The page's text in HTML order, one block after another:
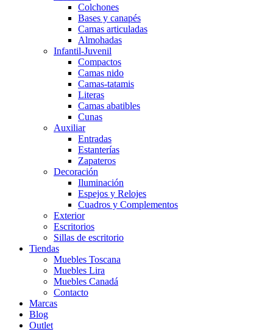
Colchones
Bases y canapés
Camas articuladas
Almohadas
Infantil-Juvenil
Compactos
Camas nido
Camas-tatamis
Literas
Camas abatibles
Cunas
Auxiliar
Entradas
Estanterías
Zapateros
Decoración
Iluminación
Espejos y Relojes
Cuadros y Complementos
Exterior
Escritorios
Sillas de escritorio
Tiendas
Muebles Toscana
Muebles Lira
Muebles Canadá
Contacto
Marcas
Blog
Outlet